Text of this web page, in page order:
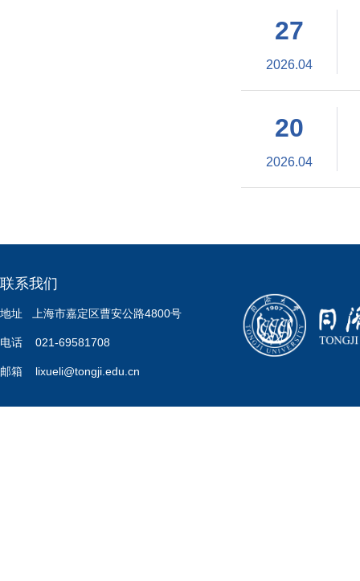
27
2026.04
20
2026.04
联系我们
地址 上海市嘉定区曹安公路4800号
电话 021-69581708
邮箱 lixueli@tongji.edu.cn